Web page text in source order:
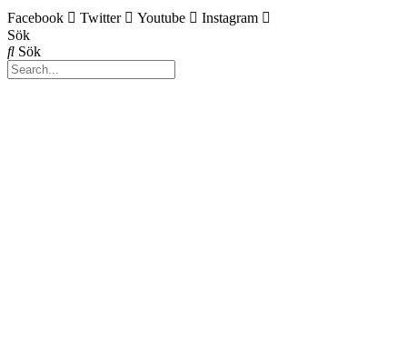
Facebook Twitter Youtube
Instagram
Sök
Sök